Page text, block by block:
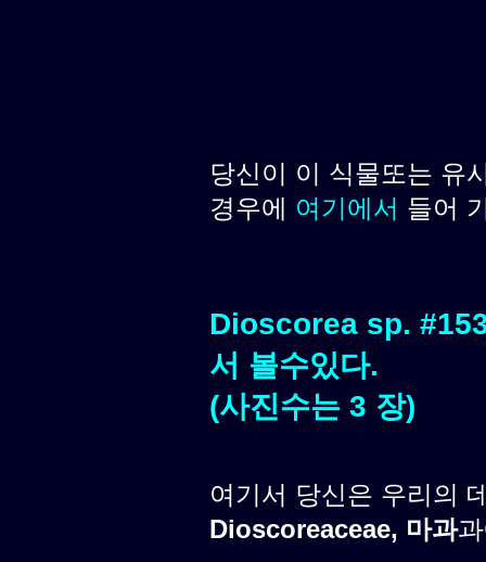
당신이 이 식물또는 유
경우에 여기에서 들어
Dioscorea sp.
서 볼수있다.
(사진수는 3 장)
여기서 당신은 우리의
Dioscoreaceae, 마과